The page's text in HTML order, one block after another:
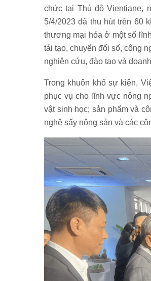
chức tại Thủ đô Vientiane,
5/4/2023 đã thu hút trên 60
thương mại hóa ở một số
tái tạo, chuyển đổi số, công
nghiên cứu, đào tạo và
Trong khuôn khổ sự kiện,
phục vụ cho lĩnh vực nông
vật sinh học; sản phẩm và
nghệ sấy nông sản và các